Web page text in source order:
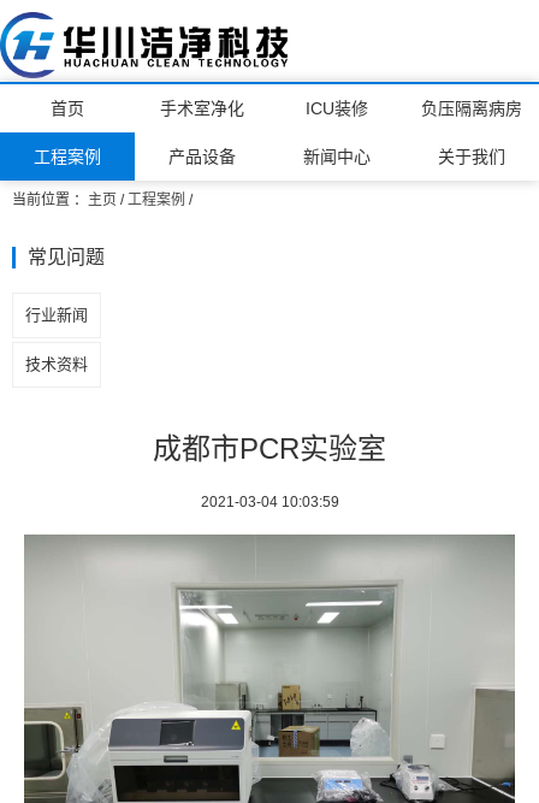
首页 手术室净化 ICU装修 负压隔离病房
工程案例 产品设备 新闻中心 关于我们
当前位置 ： 主页 /工程案例 /
常见问题
行业新闻
技术资料
成都市PCR实验室
2021-03-04 10:03:59